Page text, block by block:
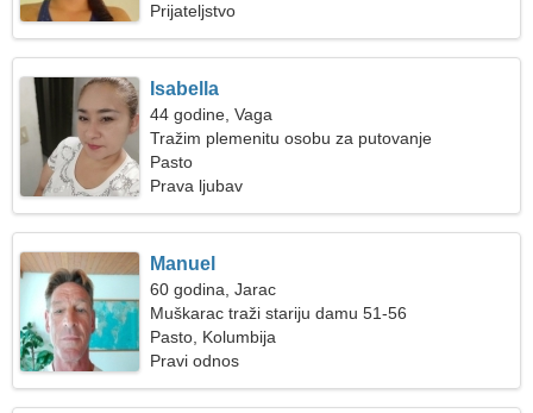
Prijateljstvo
Isabella
44 godine, Vaga
Tražim plemenitu osobu za putovanje
Pasto
Prava ljubav
Manuel
60 godina, Jarac
Muškarac traži stariju damu 51-56
Pasto, Kolumbija
Pravi odnos